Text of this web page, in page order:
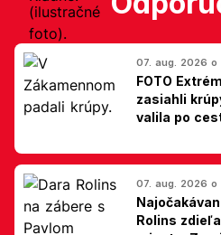
07. aug. 2026 o
FOTO
zasiahli
valila po
07. aug. 2026 o
Rolins